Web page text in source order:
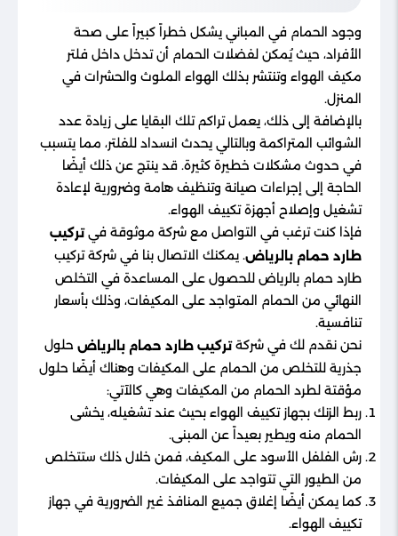
وجود الحمام في المباني يشكل خطراً كبيراً على صحة
الأفراد، حيث يُمكن لفضلات الحمام أن تدخل داخل فلتر
مكيف الهواء وتنتشر بذلك الهواء الملوث والحشرات في
المنزل.
بالإضافة إلى ذلك، يعمل تراكم تلك البقايا على زيادة عدد
الشوائب المتراكمة وبالتالي يحدث انسداد للفلتر، مما يتسبب
في حدوث مشكلات خطيرة كثيرة. قد ينتج عن ذلك أيضًا
الحاجة إلى إجراءات صيانة وتنظيف هامة وضرورية لإعادة
تشغيل وإصلاح أجهزة تكييف الهواء.
فإذا كنت ترغب في التواصل مع شركة موثوقة فيتركيب
طارد حمام بالرياض. يمكنك الاتصال بنا في شركة تركيب
طارد حمام بالرياض للحصول على المساعدة في التخلص
النهائي من الحمام المتواجد على المكيفات، وذلك بأسعار
تنافسية.
نحن نقدم لك في شركةتركيب طارد حمام بالرياض حلول
جذرية للتخلص من الحمام على المكيفات وهناك أيضًا حلول
مؤقتة لطرد الحمام من المكيفات وهي كالآتي:
ربط الزنك بجهاز تكييف الهواء بحيث عند تشغيله، يخشى
الحمام منه ويطير بعيداً عن المبنى.
رش الفلفل الأسود على المكيف، فمن خلال ذلك ستتخلص
من الطيور التي تتواجد على المكيفات.
كما يمكن أيضًا إغلاق جميع المنافذ غير الضرورية في جهاز
تكييف الهواء.